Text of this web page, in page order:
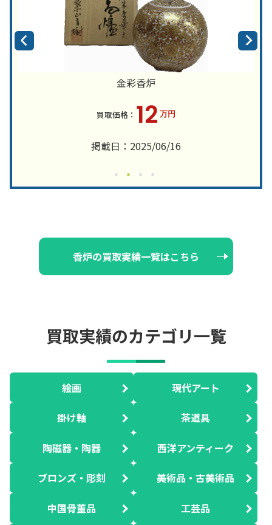
金彩香炉
12 万円
掲載日：2025/06/16
香炉の買取実績一覧はこちら
買取実績のカテゴリ一覧
絵画 現代アート
掛け軸 茶道具
陶磁器・陶器 西洋アンティーク
ブロンズ・彫刻 美術品・古美術品
中国骨董品 工芸品